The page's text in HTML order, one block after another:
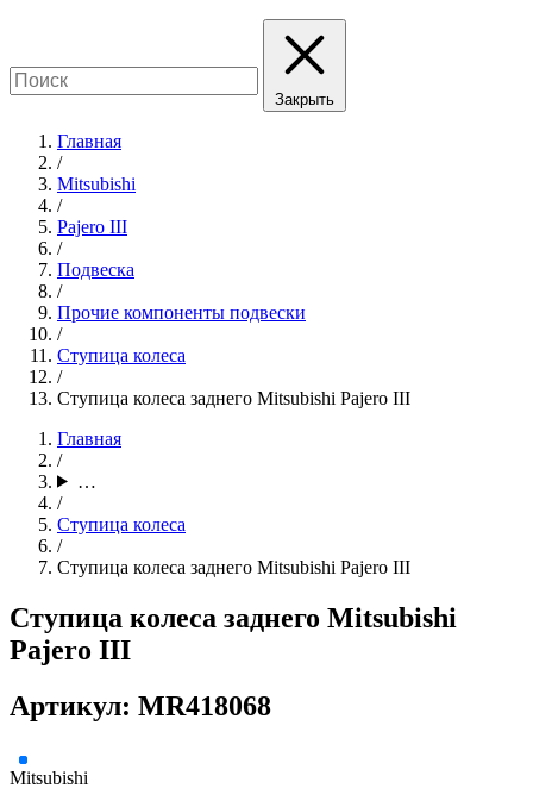
Закрыть
Главная
/
Mitsubishi
/
Pajero III
/
Подвеска
/
Прочие компоненты подвески
/
Ступица колеса
/
Ступица колеса заднего Mitsubishi Pajero III
Главная
/
…
/
Ступица колеса
/
Ступица колеса заднего Mitsubishi Pajero III
Ступица колеса заднего Mitsubishi
Pajero III
Артикул: MR418068
Mitsubishi